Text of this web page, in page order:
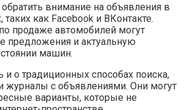
обратить внимание на объявления в
таких как Facebook и ВКонтакте.
продаже автомобилей могут
предложения и актуальную
машин.
и о традиционных способах поиска,
журналы с объявлениями. Они могут
варианты, которые не